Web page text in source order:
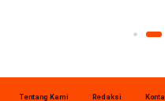
Tentang Kami Redaksi